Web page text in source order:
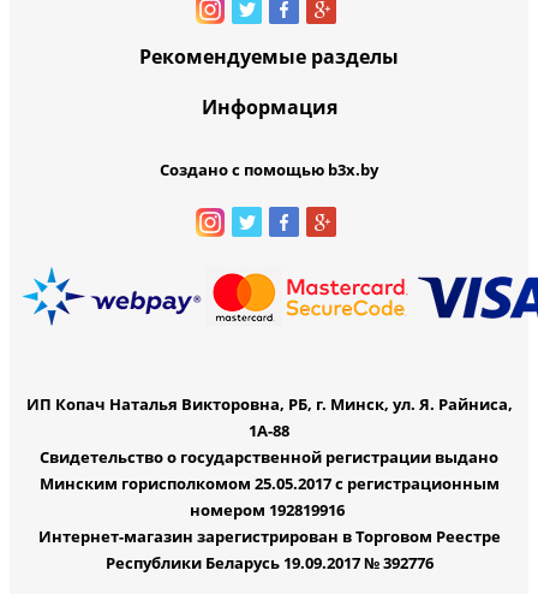
Рекомендуемые разделы
Информация
Создано с помощью b3x.by
ИП Копач Наталья Викторовна, РБ, г. Минск, ул. Я. Райниса,
1А-88
Свидетельство о государственной регистрации выдано
Минским горисполкомом 25.05.2017 с регистрационным
номером 192819916
Интернет-магазин зарегистрирован в Торговом Реестре
Республики Беларусь 19.09.2017 № 392776